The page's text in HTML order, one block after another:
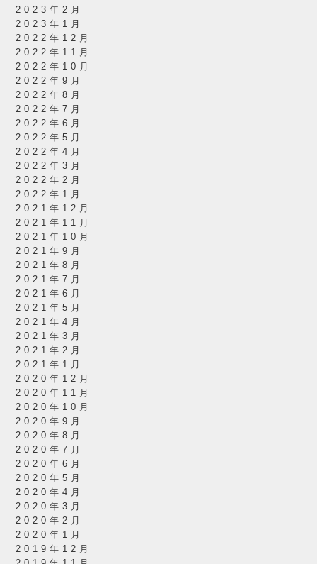
2023年2月
2023年1月
2022年12月
2022年11月
2022年10月
2022年9月
2022年8月
2022年7月
2022年6月
2022年5月
2022年4月
2022年3月
2022年2月
2022年1月
2021年12月
2021年11月
2021年10月
2021年9月
2021年8月
2021年7月
2021年6月
2021年5月
2021年4月
2021年3月
2021年2月
2021年1月
2020年12月
2020年11月
2020年10月
2020年9月
2020年8月
2020年7月
2020年6月
2020年5月
2020年4月
2020年3月
2020年2月
2020年1月
2019年12月